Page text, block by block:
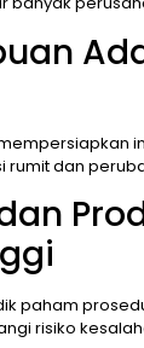
rumit dan
paham
risiko